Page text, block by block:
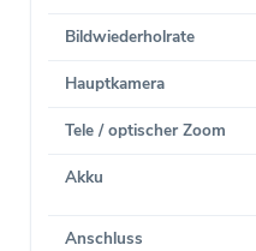
Bildwiederholrate
Hauptkamera
Tele / optischer Zoom
Akku
Anschluss